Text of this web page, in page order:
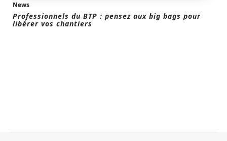
News
Professionnels du BTP : pensez aux big bags pour
libérer vos chantiers